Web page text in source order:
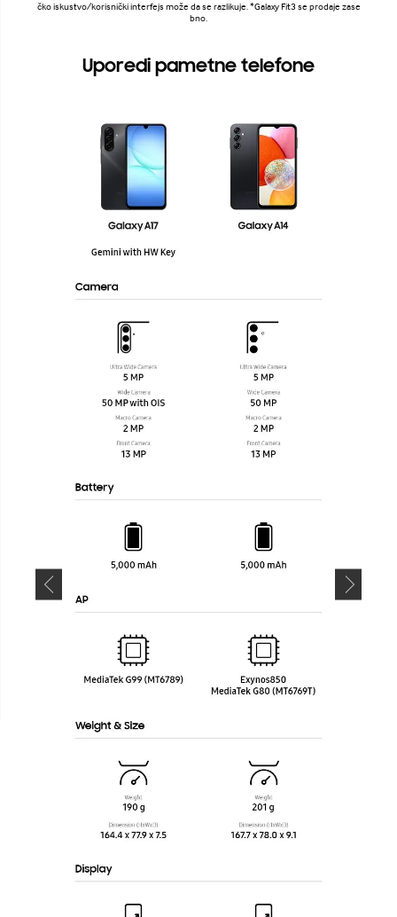
čko iskustvo/korisnički interfejs može da se razlikuje. *Galaxy Fit3 se prodaje zase
bno.
Uporedi pametne telefone